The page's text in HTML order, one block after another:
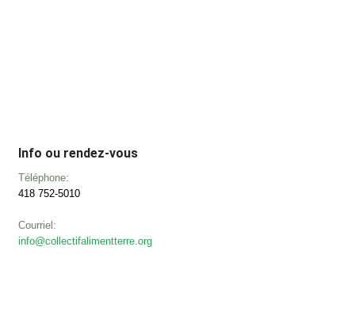
Info ou rendez-vous
Téléphone:
418 752-5010
Courriel:
info@collectifalimentterre.org